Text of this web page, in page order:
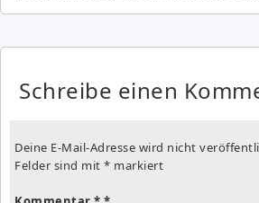
Schreibe einen
Deine E-Mail-Adresse wird nicht
Felder sind mit * markiert